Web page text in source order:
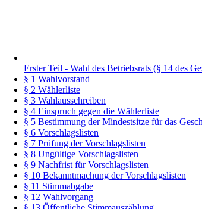
Erster Teil - Wahl des Betriebsrats (§ 14 des
§ 1 Wahlvorstand
§ 2 Wählerliste
§ 3 Wahlausschreiben
§ 4 Einspruch gegen die Wählerliste
§ 5 Bestimmung der Mindestsitze für das
§ 6 Vorschlagslisten
§ 7 Prüfung der Vorschlagslisten
§ 8 Ungültige Vorschlagslisten
§ 9 Nachfrist für Vorschlagslisten
§ 10 Bekanntmachung der Vorschlagslisten
§ 11 Stimmabgabe
§ 12 Wahlvorgang